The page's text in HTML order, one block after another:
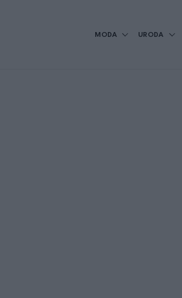
MODA URODA